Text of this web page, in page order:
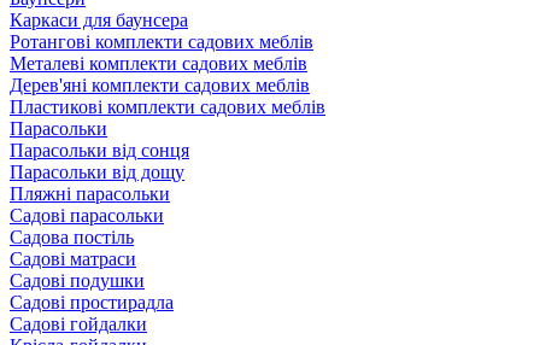
Каркаси для баунсера
Ротангові комплекти садових меблів
Металеві комплекти садових меблів
Дерев'яні комплекти садових меблів
Пластикові комплекти садових меблів
Парасольки
Парасольки від сонця
Парасольки від дощу
Пляжні парасольки
Садові парасольки
Садова постіль
Садові матраси
Садові подушки
Садові простирадла
Садові гойдалки